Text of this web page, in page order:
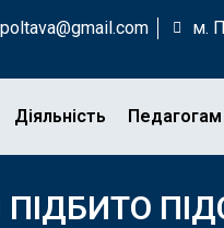
м.
Діяльність Педагогам